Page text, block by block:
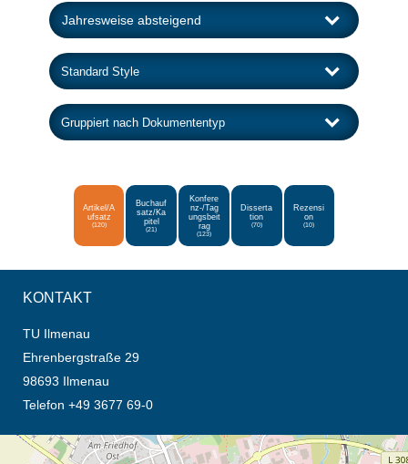
Artikel/A
ufsatz
(120)
Buchauf
satz/Ka
pitel
(21)
Konfere
nz-/Tag
ungsbeit
rag
(123)
Disserta
tion
(70)
Rezensi
on
(10)
KONTAKT
TU Ilmenau
Ehrenbergstraße 29
98693 Ilmenau
Telefon +49 3677 69-0
Öffnet die Anfahrtsbeschreibung in neuem Tab (Karte)